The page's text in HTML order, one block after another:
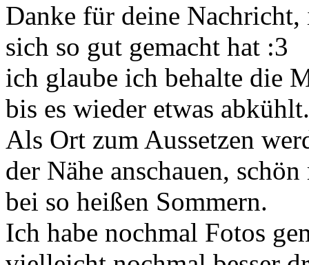
Danke für deine Nachricht,
sich so gut gemacht hat :3
ich glaube ich behalte die
bis es wieder etwas abkühlt.
Als Ort zum Aussetzen
der Nähe anschauen,
bei so heißen Sommern.
Ich habe nochmal Fotos